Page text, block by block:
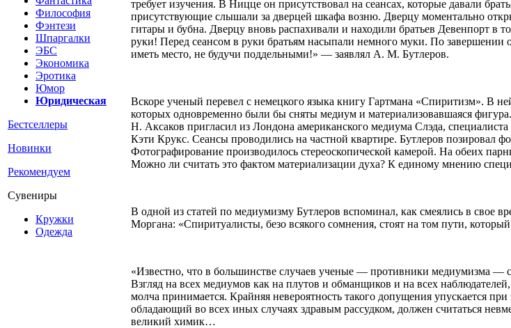
Философия
Фэнтези
Шпаргалки
ЭБС
Экономика
Эротика
Юмор
Юридическая
Бестселлеры
Новинки
Рекомендуем
Сувениры
Кружки
Одежда
требует изучения. В Ницце он присутствовал на сеансах, которые давали
присутствующие слышали за дверцей шкафа возню. Дверцу моментально
гитары и бубна. Дверцу вновь распахивали и находили братьев Девенпорт в
руки! Перед сеансом в руки братьям насыпали немного муки. По завершении
иметь место, не будучи поддельными!» — заявлял А. М. Бутлеров.
Вскоре ученый перевел с немецкого языка книгу Гартмана «Спиритизм». В
которых одновременно были бы сняты медиум и материализовавшаяся
Н. Аксаков пригласил из Лондона американского медиума Слэда,
Кэти Крукс. Сеансы проводились на частной квартире. Бутлеров позировал
Фотографирование производилось стереоскопической камерой. На обеих
Можно ли считать это фактом материализации духа? К единому мнению
В одной из статей по медиумизму Бутлеров вспоминал, как смеялись в свое
Моргана: «Спиритуалисты, безо всякого сомнения, стоят на том пути,
«Известно, что в большинстве случаев ученые — противники медиумизма —
Взгляд на всех медиумов как на плутов и обманщиков и на всех
молча принимается. Крайняя невероятность такого допущения упускается
обладающий во всех иных случаях здравым рассудком, должен считаться
великий химик…